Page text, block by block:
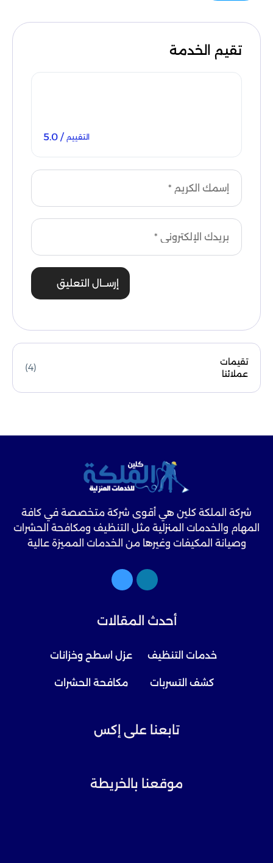
تقيم الخدمة
التقييم / 5.0
إرســال التعليق
تقيمات
عملائنا
(4)
شركة الملكة كلين هي أقوى شركة متخصصة في كافة
المهام والخدمات المنزلية مثل التنظيف ومكافحة الحشرات
وصيانة المكيفات وغيرها من الخدمات المميزة عالية
أحدث المقالات
خدمات التنظيف عزل اسطح وخزانات
كشف التسربات مكافحة الحشرات
تابعنا على إكس
موقعنا بالخريطة